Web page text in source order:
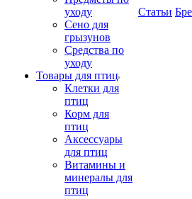
уходу
Сено для
грызунов
Средства по
уходу
Товары для птиц
Клетки для
птиц
Корм для
птиц
Аксессуары
для птиц
Витамины и
минералы для
птиц
Статьи